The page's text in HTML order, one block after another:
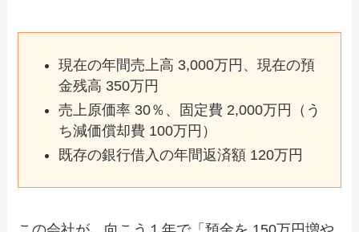
現在の年間売上高 3,000万円、現在の預
金残高 350万円
売上原価率 30％、固定費 2,000万円（う
ち減価償却費 100万円）
既存の銀行借入の年間返済額 120万円